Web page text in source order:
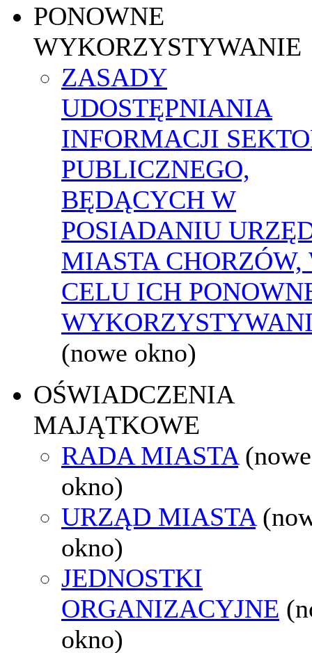
PONOWNE
WYKORZYSTYWANIE
ZASADY
UDOSTĘPNIANIA
INFORMACJI
PUBLICZNEGO,
BĘDĄCYCH W
POSIADANIU
MIASTA CHORZÓW,
CELU ICH
(nowe okno)
OŚWIADCZENIA
MAJĄTKOWE
RADA MIASTA (nowe
okno)
URZĄD MIASTA
okno)
JEDNOSTKI
ORGANIZACYJNE
okno)